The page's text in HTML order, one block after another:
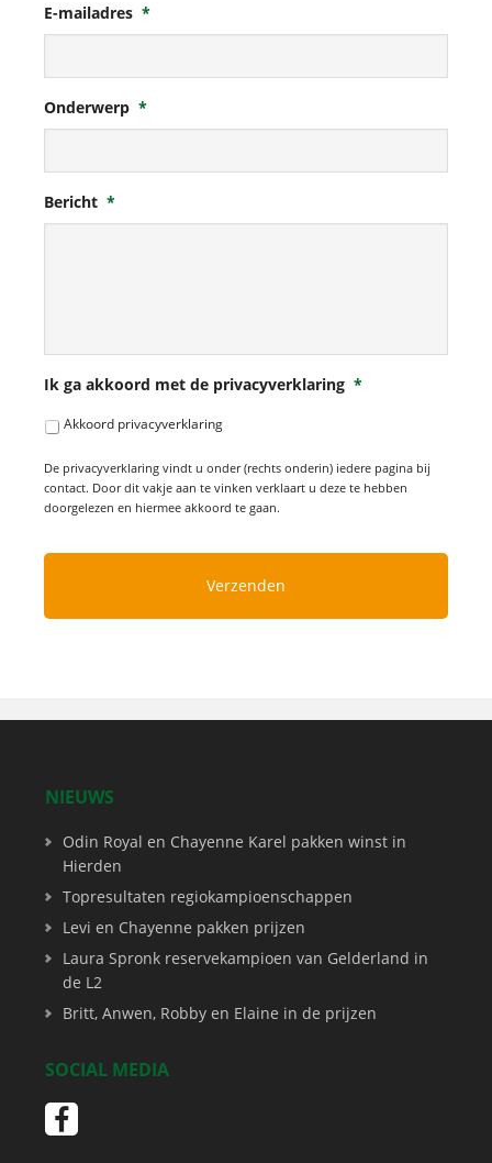
E-mailadres *
Onderwerp *
Bericht *
Ik ga akkoord met de privacyverklaring *
Akkoord privacyverklaring
De privacyverklaring vindt u onder (rechts onderin) iedere pagina bij
contact. Door dit vakje aan te vinken verklaart u deze te hebben
doorgelezen en hiermee akkoord te gaan.
NIEUWS
Odin Royal en Chayenne Karel pakken winst in
Hierden
Topresultaten regiokampioenschappen
Levi en Chayenne pakken prijzen
Laura Spronk reservekampioen van Gelderland in
de L2
Britt, Anwen, Robby en Elaine in de prijzen
SOCIAL MEDIA